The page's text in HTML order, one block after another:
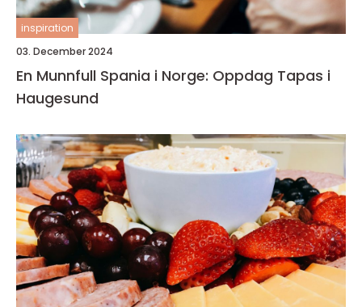
inspiration
03. December 2024
En Munnfull Spania i Norge: Oppdag Tapas i
Haugesund